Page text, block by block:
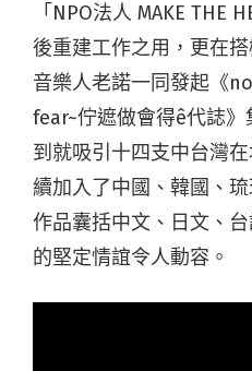
「NPO法人 MAKE THE
後重建工作之用，更在
音樂人老諾一同發起《
fear~佇遮做會得ê代誌
到就吸引十四支中台灣
續加入了中國、韓國、
作品囊括中文、日文、
的堅定情誼令人動容。